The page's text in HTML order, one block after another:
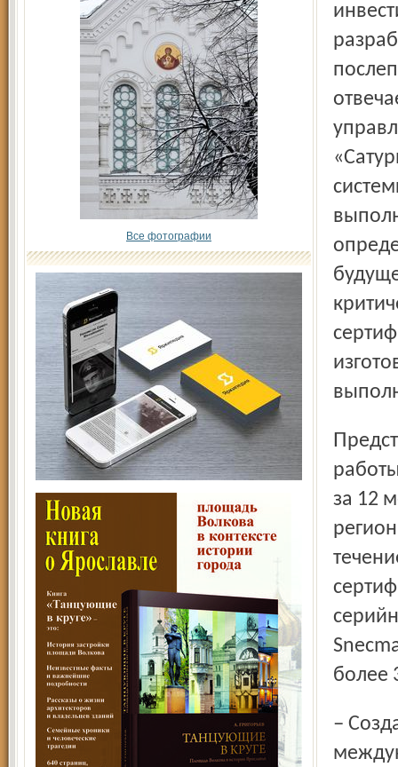
Все фотографии
Представители компании Snecma Moteurs заявили, что
за 12
более
– Создание двигателя SM146 – первый перспективный